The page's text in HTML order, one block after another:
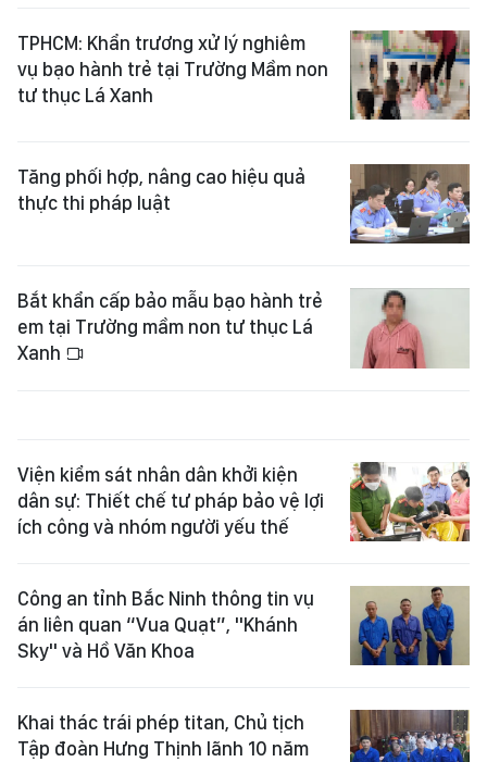
TPHCM: Khẩn trương xử lý nghiêm
vụ bạo hành trẻ tại Trường Mầm non
tư thục Lá Xanh
Tăng phối hợp, nâng cao hiệu quả
thực thi pháp luật
Bắt khẩn cấp bảo mẫu bạo hành trẻ
em tại Trường mầm non tư thục Lá
Xanh
Viện kiểm sát nhân dân khởi kiện
dân sự: Thiết chế tư pháp bảo vệ lợi
ích công và nhóm người yếu thế
Công an tỉnh Bắc Ninh thông tin vụ
án liên quan “Vua Quạt”, "Khánh
Sky" và Hồ Văn Khoa
Khai thác trái phép titan, Chủ tịch
Tập đoàn Hưng Thịnh lãnh 10 năm